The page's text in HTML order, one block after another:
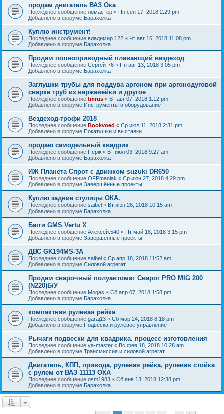
продам двигатель ВАЗ Ока
Последнее сообщение ломастер « Пн сен 17, 2018 2:29 pm
Добавлено в форуме Барахолка
Куплю инструмент!
Последнее сообщение владимир 122 « Чт авг 16, 2018 11:08 pm
Добавлено в форуме Барахолка
Продам полноприводный плавающий вездеход
Последнее сообщение Сергей-76 « Пн авг 13, 2018 3:05 pm
Добавлено в форуме Барахолка
Заглушки трубы для поддува аргоном при аргонодуговой
сварке труб из нержавейки и другое
Последнее сообщение tmrus « Вт авг 07, 2018 1:12 pm
Добавлено в форуме Инструменты и оборудование
Вездеход-трофи 2018
Последнее сообщение Bookvoed « Ср июл 11, 2018 2:31 pm
Добавлено в форуме Покатушки и выставки
продаю самодельный квадрик
Последнее сообщение Перж « Вт июл 03, 2018 9:27 am
Добавлено в форуме Барахолка
ИЖ Планета Спрот с движком suzuki DR650
Последнее сообщение OFPmaniak « Ср июн 27, 2018 4:29 pm
Добавлено в форуме Завершённые проекты
Куплю задние ступицы ОКА.
Последнее сообщение saibel « Вт июн 26, 2018 10:15 am
Добавлено в форуме Барахолка
Багги GMS Vertu X
Последнее сообщение Алексей.540 « Пт май 18, 2018 3:15 pm
Добавлено в форуме Завершённые проекты
ДВС GK194MS-3A
Последнее сообщение saibel « Ср апр 18, 2018 11:52 am
Добавлено в форуме Силовой агрегат
Продам сварочный полуавтомат Сварог PRO MIG 200
(N220)Б/У
Последнее сообщение Mogas « Сб апр 07, 2018 1:58 pm
Добавлено в форуме Барахолка
компактная рулевая рейка
Последнее сообщение garaj13 « Сб мар 24, 2018 8:18 pm
Добавлено в форуме Подвеска и рулевое управление
Рычаги подвески для квадрика. процесс изготовления
Последнее сообщение ya-master « Вс фев 18, 2018 10:28 am
Добавлено в форуме Трансмиссия и силовой агрегат.
Двигатель, КПП, привода, рулевая рейка, рулевая стойка
с рулем от ВАЗ 11113 ОКА
Последнее сообщение osm1983 « Сб янв 13, 2018 12:38 pm
Добавлено в форуме Барахолка